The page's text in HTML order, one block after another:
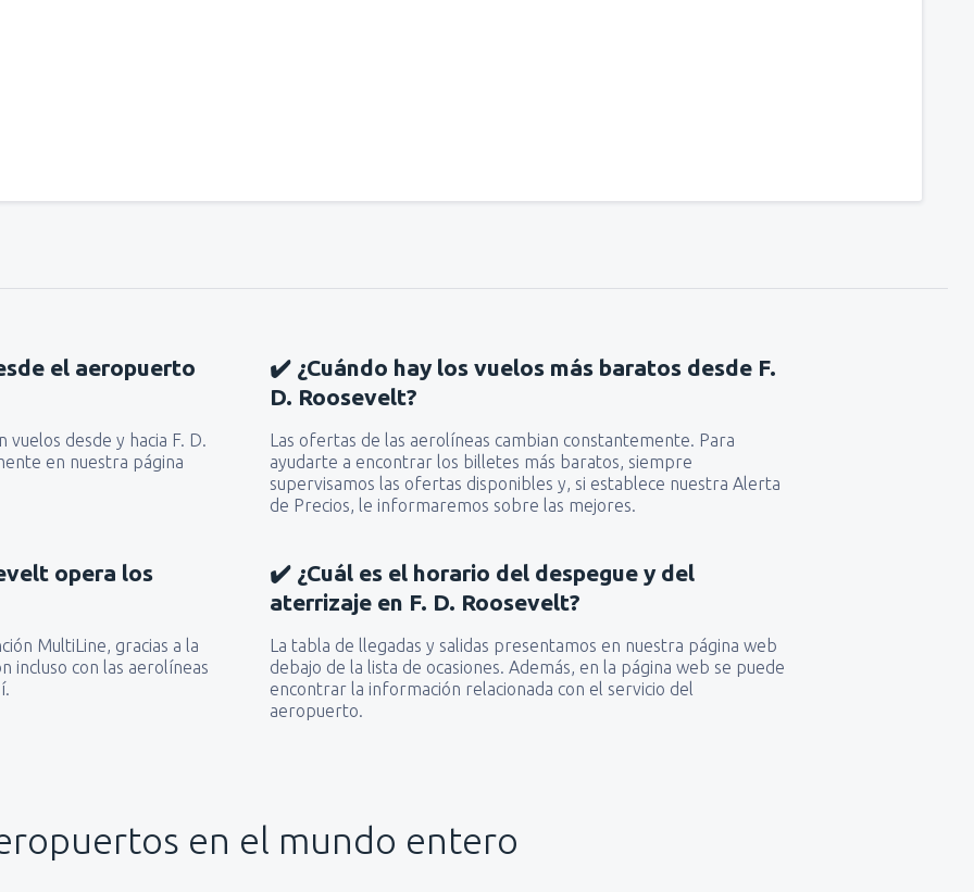
el aeropuerto
desde y hacia F. D.
en nuestra página
✔️ ¿Cuándo hay los vuelos más baratos desde F.
D. Roosevelt?
Las ofertas de las aerolíneas cambian constantemente. Para
ayudarte a encontrar los billetes más baratos, siempre
supervisamos las ofertas disponibles y, si establece nuestra Alerta
de Precios, le informaremos sobre las mejores.
opera los
MultiLine, gracias a la
incluso con las aerolíneas
✔️ ¿Cuál es el horario del despegue y del
aterrizaje en F. D. Roosevelt?
La tabla de llegadas y salidas presentamos en nuestra página web
debajo de la lista de ocasiones. Además, en la página web se puede
encontrar la información relacionada con el servicio del
aeropuerto.
en el mundo entero